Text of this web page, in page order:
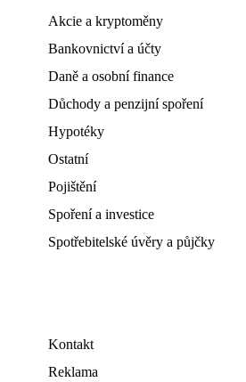
Akcie a kryptoměny
Bankovnictví a účty
Daně a osobní finance
Důchody a penzijní spoření
Hypotéky
Ostatní
Pojištění
Spoření a investice
Spotřebitelské úvěry a půjčky
Kontakt
Reklama